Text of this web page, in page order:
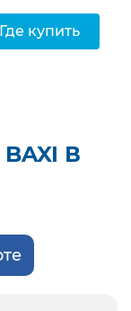
Где купить
В